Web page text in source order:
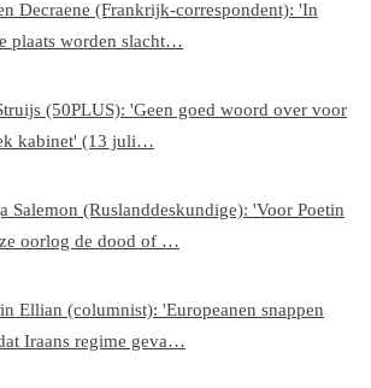
Decraene (Frankrijk-correspondent): 'In
plaats worden slacht…
(50PLUS): 'Geen goed woord over voor
kabinet' (13 juli…
Salemon (Ruslanddeskundige): 'Voor Poetin
oorlog de dood of …
Ellian (columnist): 'Europeanen snappen
Iraans regime geva…